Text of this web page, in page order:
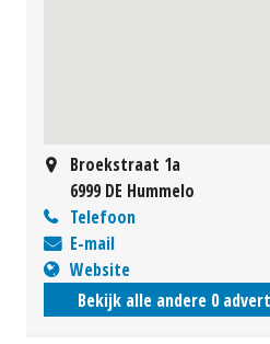
Broekstraat 1a
6999 DE Hummelo
Telefoon
E-mail
Website
Bekijk alle andere 0